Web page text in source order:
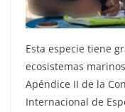
Esta especie tiene
ecosistemas
Apéndice II de la
Internacional de